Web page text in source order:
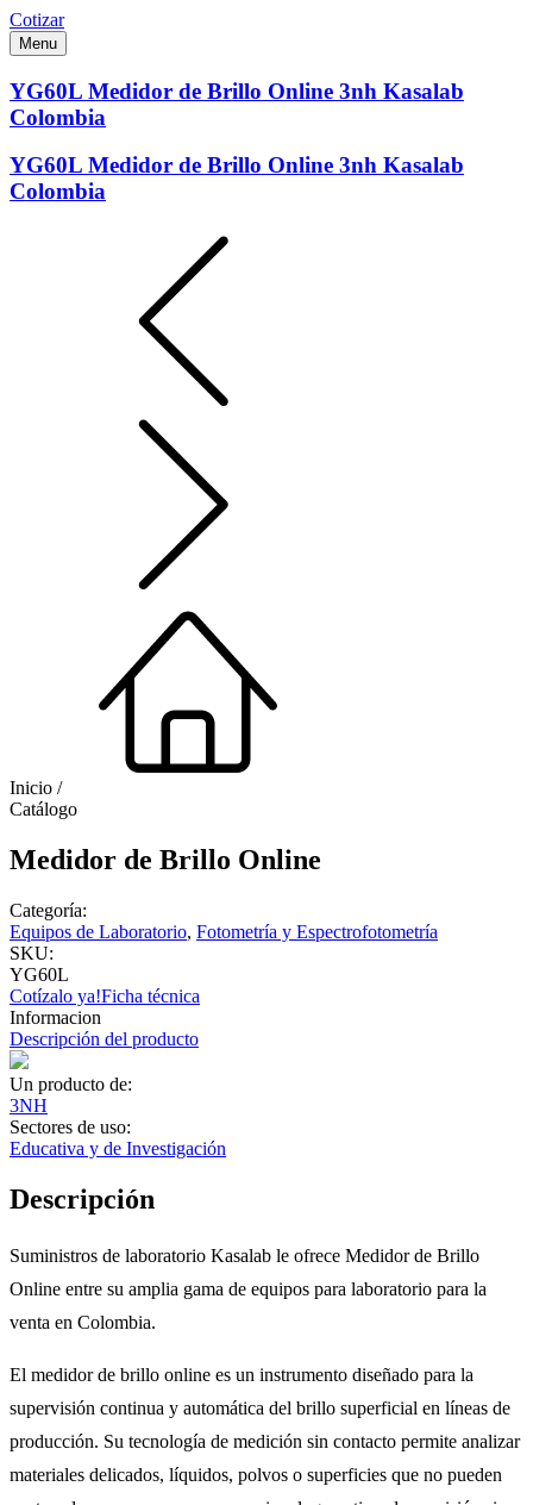
Cotizar
Menu
YG60L Medidor de Brillo Online 3nh Kasalab
Colombia
YG60L Medidor de Brillo Online 3nh Kasalab
Colombia
Inicio /
Catálogo
Medidor de Brillo Online
Categoría:
Equipos de Laboratorio, Fotometría y Espectrofotometría
SKU:
YG60L
Cotízalo ya!Ficha técnica
Informacion
Descripción del producto
Un producto de:
3NH
Sectores de uso:
Educativa y de Investigación
Descripción
Suministros de laboratorio Kasalab le ofrece Medidor de Brillo
Online entre su amplia gama de equipos para laboratorio para la
venta en Colombia.
El medidor de brillo online es un instrumento diseñado para la
supervisión continua y automática del brillo superficial en líneas de
producción. Su tecnología de medición sin contacto permite analizar
materiales delicados, líquidos, polvos o superficies que no pueden